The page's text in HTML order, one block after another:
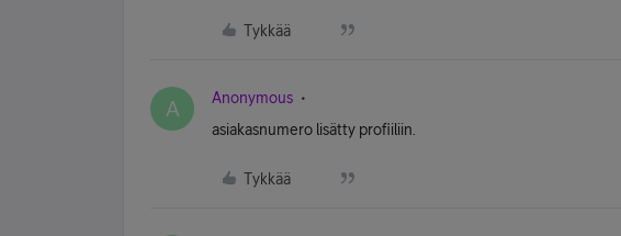
Tykkää
A Anonymous
asiakasnumero lisätty profiiliin.
Tykkää